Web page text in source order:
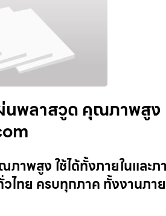
นพลาสวูด คุณภาพสูง
าพสูง ใช้ได้ทั้งภายในและภ
ทย ครบทุกภาค ทั้งงานภา